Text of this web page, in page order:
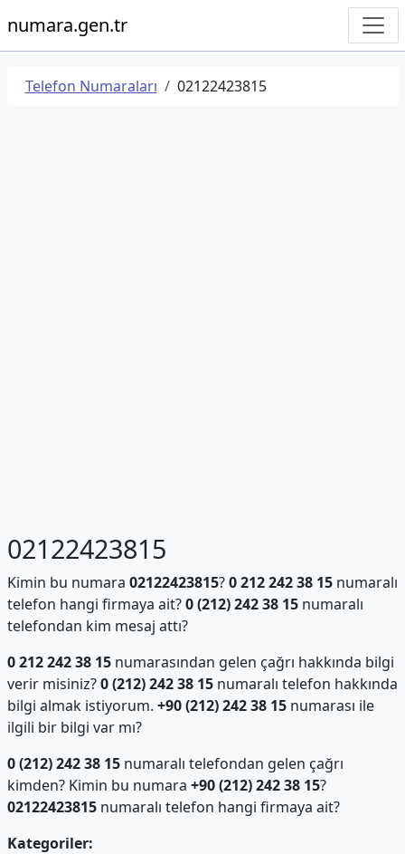
numara.gen.tr
Telefon Numaraları 02122423815
02122423815
Kimin bu numara 02122423815?0 212 242 38 15numaralı
telefon hangi firmaya ait?0 (212) 242 38 15numaralı
telefondan kim mesaj attı?
0 212 242 38 15numarasından gelen çağrı hakkında bilgi
verir misiniz?0 (212) 242 38 15numaralı telefon hakkında
bilgi almak istiyorum. +90 (212) 242 38 15numarası ile
ilgili bir bilgi var mı?
0 (212) 242 38 15numaralı telefondan gelen çağrı
kimden? Kimin bu numara +90 (212) 242 38 15?
02122423815numaralı telefon hangi firmaya ait?
Kategoriler: